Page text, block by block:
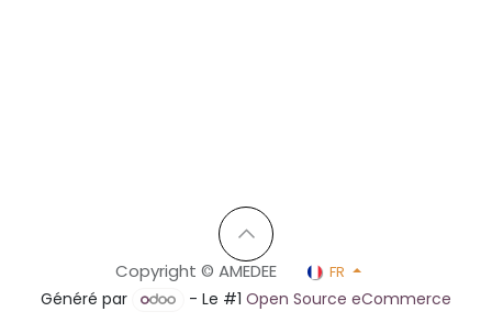
Copyright © AMEDEE FR
Généré par - Le #1Open Source eCommerce